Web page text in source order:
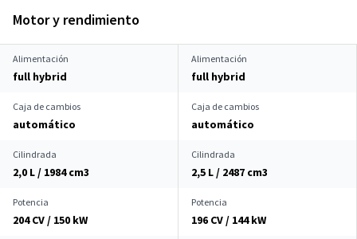
Motor y rendimiento
Alimentación
full hybrid
Alimentación
full hybrid
Caja de cambios
automático
Caja de cambios
automático
Cilindrada
2,0 L / 1984 cm3
Cilindrada
2,5 L / 2487 cm3
Potencia
204 CV / 150 kW
Potencia
196 CV / 144 kW